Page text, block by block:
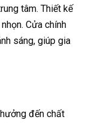
tâm. Thiết kế
Cửa chính
sáng, giúp gia
đến chất